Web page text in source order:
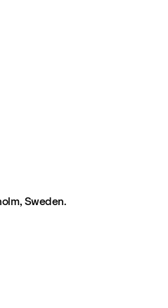
Sweden.